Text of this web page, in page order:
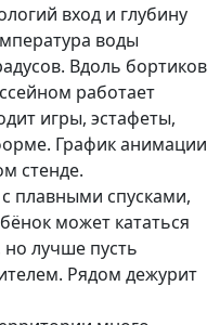
вход и глубину
воды
Вдоль бортиков
работает
игры, эстафеты,
График анимации
стенде.
плавными спусками,
может кататься
но лучше пусть
Рядом дежурит